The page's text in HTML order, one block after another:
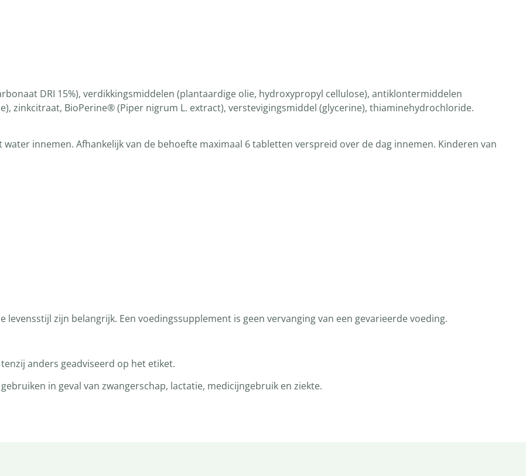
DRI 15%), verdikkingsmiddelen (plantaardige olie, hydroxypropyl cellulose), antiklontermiddelen
zinkcitraat, BioPerine® (Piper nigrum L. extract), verstevigingsmiddel (glycerine), thiaminehydrochloride.
innemen. Afhankelijk van de behoefte maximaal 6 tabletten verspreid over de dag innemen. Kinderen van
levensstijl zijn belangrijk. Een voedingssupplement is geen vervanging van een gevarieerde voeding.
anders geadviseerd op het etiket.
in geval van zwangerschap, lactatie, medicijngebruik en ziekte.